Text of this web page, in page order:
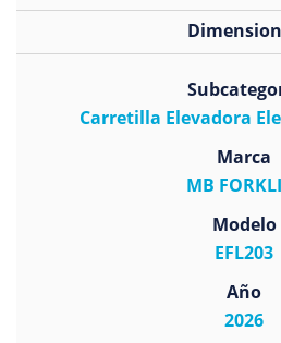
Carretilla Elevadora
Marca
MB
Modelo
EFL203
Año
2026